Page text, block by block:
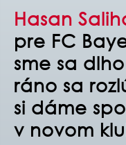
Hasan
pre FC
sme sa
ráno sa
si dáme
v novom